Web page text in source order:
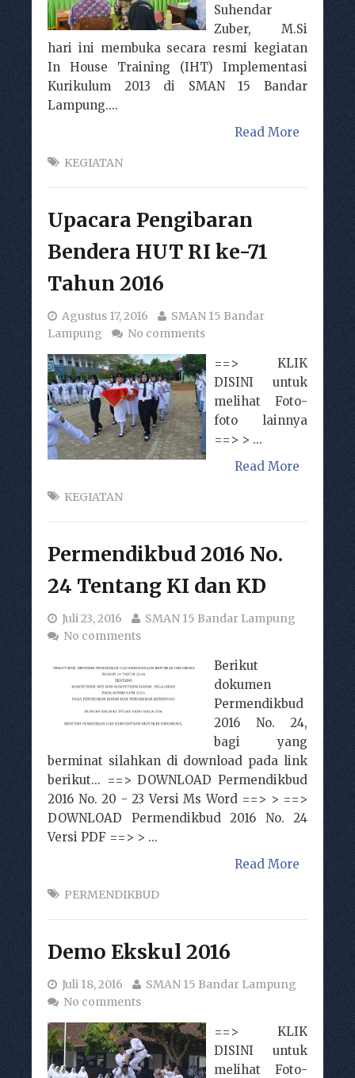
Suhendar
Zuber, M.Si
hari ini membuka secara resmi kegiatan
In House Training (IHT) Implementasi
Kurikulum 2013 di SMAN 15 Bandar
Lampung....
Read More
KEGIATAN
Upacara Pengibaran
Bendera HUT RI ke-71
Tahun 2016
Agustus 17, 2016
SMAN 15 Bandar
Lampung
No comments
==> KLIK
DISINI untuk
melihat Foto-
foto lainnya
==> > ...
Read More
KEGIATAN
Permendikbud 2016 No.
24 Tentang KI dan KD
Juli 23, 2016
SMAN 15 Bandar Lampung
No comments
Berikut
dokumen
Permendikbud
2016 No. 24,
bagi yang
berminat silahkan di download pada link
berikut... ==> DOWNLOAD Permendikbud
2016 No. 20 - 23 Versi Ms Word ==> > ==>
DOWNLOAD Permendikbud 2016 No. 24
Versi PDF ==> > ...
Read More
PERMENDIKBUD
Demo Ekskul 2016
Juli 18, 2016
SMAN 15 Bandar Lampung
No comments
==> KLIK
DISINI untuk
melihat Foto-